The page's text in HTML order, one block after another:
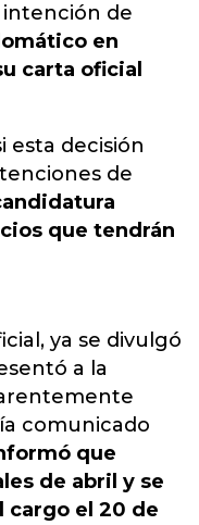
intención de
en
carta oficial
esta decisión
de
que tendrán
ya se divulgó
a la
comunicado
que
de abril y se
cargo el 20 de